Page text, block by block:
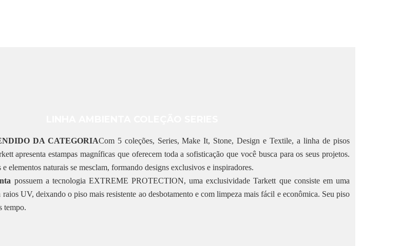
DA CATEGORIACom 5 coleções, Series, Make It, Stone, Design e Textile, a linha de pisos
apresenta estampas magníficas que oferecem toda a sofisticação que você busca para os seus projetos.
elementos naturais se mesclam, formando designs exclusivos e inspiradores.
possuem a tecnologia EXTREME PROTECTION, uma exclusividade Tarkett que consiste em uma
raios UV, deixando o piso mais resistente ao desbotamento e com limpeza mais fácil e econômica. Seu piso
tempo.